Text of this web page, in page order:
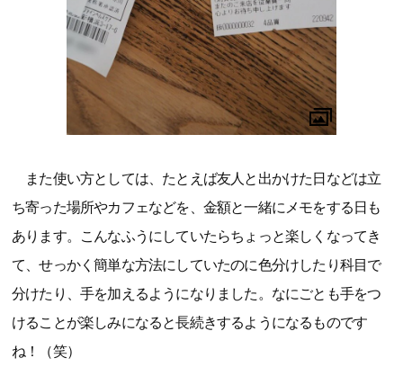
また使い方としては、たとえば友人と出かけた日などは立
ち寄った場所やカフェなどを、金額と一緒にメモをする日も
あります。こんなふうにしていたらちょっと楽しくなってき
て、せっかく簡単な方法にしていたのに色分けしたり科目で
分けたり、手を加えるようになりました。なにごとも手をつ
けることが楽しみになると長続きするようになるものです
ね！（笑）